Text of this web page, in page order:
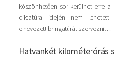
köszönhetően sor kerülhet erre
diktatúra idején nem lehetett
elnevezett bringatúrát szervezni…
Hatvankét kilométerórás